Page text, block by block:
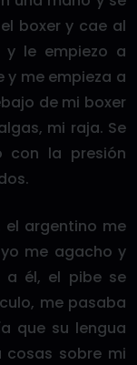
boxer y cae al
y le empiezo a
y me empieza a
de mi boxer
mi raja. Se
con la presión
el argentino me
me agacho y
a él, el pibe se
me pasaba
que su lengua
cosas sobre mi